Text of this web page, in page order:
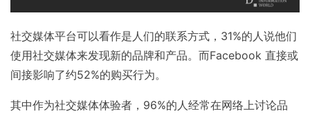
社交媒体平台可以看作是人们的联系方式，31%的人说他们
使用社交媒体来发现新的品牌和产品。而Facebook 直接或
间接影响了约52%的购买行为。
其中作为社交媒体体验者，96%的人经常在网络上讨论品